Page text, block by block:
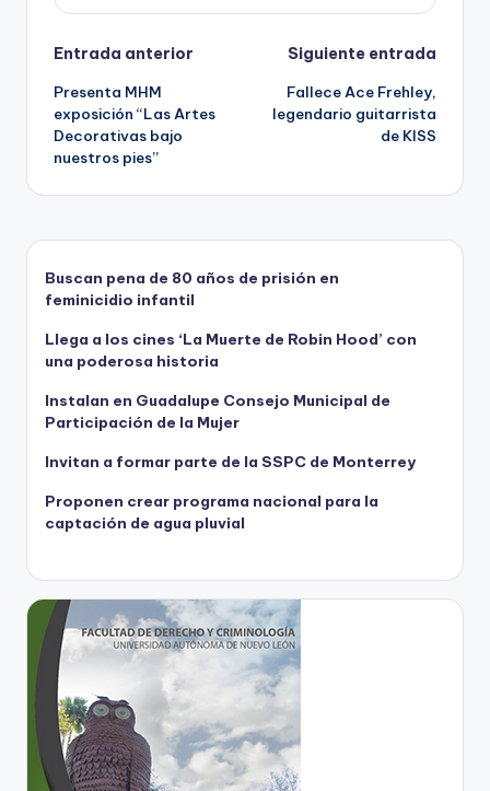
Navegación
de
entradas
Entrada anterior
Presenta MHM
exposición “Las Artes
Decorativas bajo
nuestros pies”
Siguiente entrada
Fallece Ace Frehley,
legendario guitarrista
de KISS
Buscan pena de 80 años de prisión en
feminicidio infantil
Llega a los cines ‘La Muerte de Robin Hood’ con
una poderosa historia
Instalan en Guadalupe Consejo Municipal de
Participación de la Mujer
Invitan a formar parte de la SSPC de Monterrey
Proponen crear programa nacional para la
captación de agua pluvial